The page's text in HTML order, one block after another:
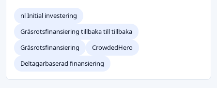
nl Initial investering
Gräsrotsfinansiering tillbaka till tillbaka
Gräsrotsfinansiering
CrowdedHero
Deltagarbaserad finansiering